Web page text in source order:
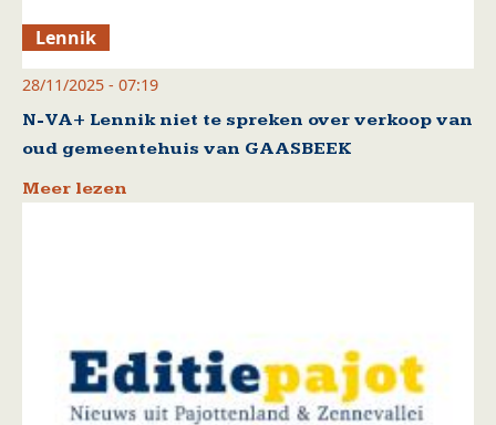
Lennik
28/11/2025 - 07:19
N-VA+ Lennik niet te spreken over verkoop van
oud gemeentehuis van GAASBEEK
Meer lezen